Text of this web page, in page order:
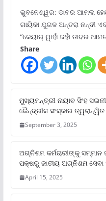
ଭୁବନେଶ୍ୱର: ଡାବର ଆମଲା
ଗାୟିକା ଯୁଗଳ ଅନ୍ତରା ନନ୍ଦୀ
“କେୟାର୍ ୱାହାଁ ଜହାଁ ଡାବର
Share
ମୁଖ୍ୟମନ୍ତ୍ରୀ ନାୟାବ ସିଂହ
କୈନ୍ଦ୍ରୀକ ସଂସ୍କାର ତ୍ୱରାନ୍ୱିତ
September 3, 2025
ଅଗ୍ନିଶମ କର୍ମଚାରୀଙ୍କୁ
ପକ୍ଷରୁ ଜାତୀୟ ଅଗ୍ନିଶମ ସେବା
April 15, 2025